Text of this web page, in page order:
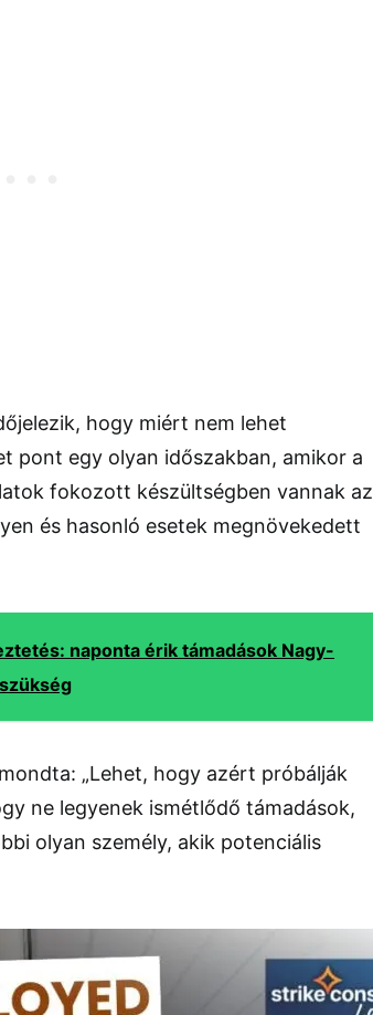
hogy miért nem lehet
pont egy olyan időszakban, amikor a
fokozott készültségben vannak az
és hasonló esetek megnövekedett
naponta érik támadások Nagy-
„Lehet, hogy azért próbálják
ne legyenek ismétlődő támadások,
olyan személy, akik potenciális